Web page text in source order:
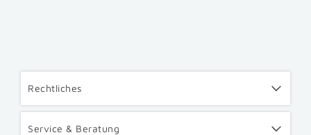
Rechtliches
Service & Beratung